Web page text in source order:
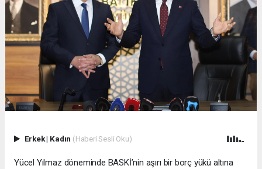
Erkek| Kadın (Haberi Sesli Oku)
Yücel Yılmaz döneminde BASKİ’nin aşırı bir borç yükü altına